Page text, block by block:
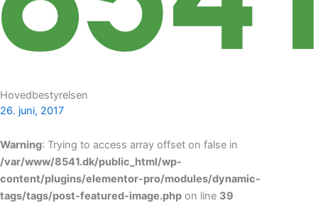
Hovedbestyrelsen
26. juni, 2017
Warning: Trying to access array offset on false in
/var/www/8541.dk/public_html/wp-
content/plugins/elementor-pro/modules/dynamic-
tags/tags/post-featured-image.php on line 39